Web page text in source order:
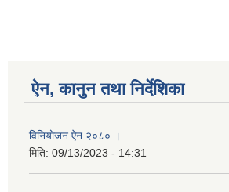
ऐन, कानुन तथा निर्देशिका
विनियोजन ऐन २०८० ।
मिति: 09/13/2023 - 14:31